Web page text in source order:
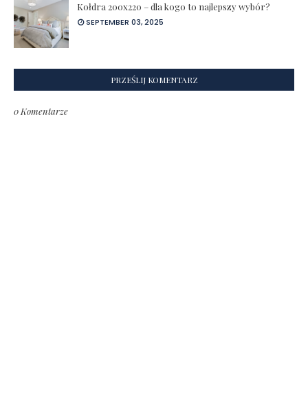
Kołdra 200x220 – dla kogo to najlepszy wybór?
SEPTEMBER 03, 2025
PRZEŚLIJ KOMENTARZ
0 Komentarze